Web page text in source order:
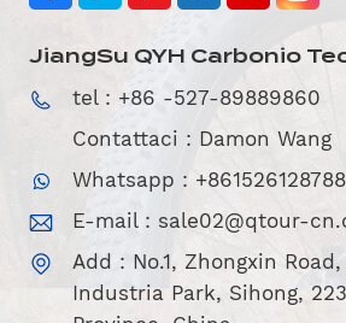
JiangSu QYH Carbonio
tel : +86 -527-89889860
Contattaci : Damon Wang
Whatsapp :
E-mail : sale02@qtour-
Add : No.1, Zhongxin Road,
Industria Park, Sihong,